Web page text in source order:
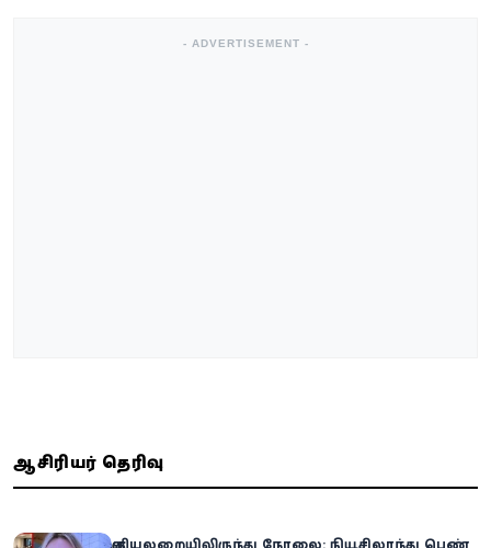
- ADVERTISEMENT -
ஆசிரியர் தெரிவு
குளியலறையிலிருந்து நேரலை: நியூசிலாந்து பெண்